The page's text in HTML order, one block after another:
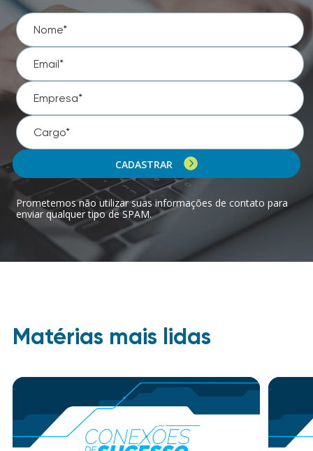
CADASTRAR
Prometemos não utilizar suas informações de contato para
enviar qualquer tipo de SPAM.
Matérias mais lidas